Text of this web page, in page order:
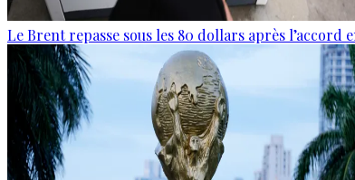
Le Brent repasse sous les 80 dollars après l’accord